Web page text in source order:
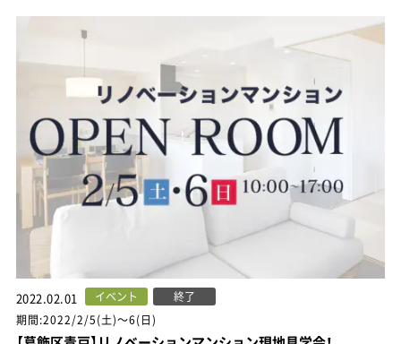
0120-88-1501
9:00～18:00／水曜定休
2022.02.01 イベント
終了
期間:2022/2/5(土)～6(日)